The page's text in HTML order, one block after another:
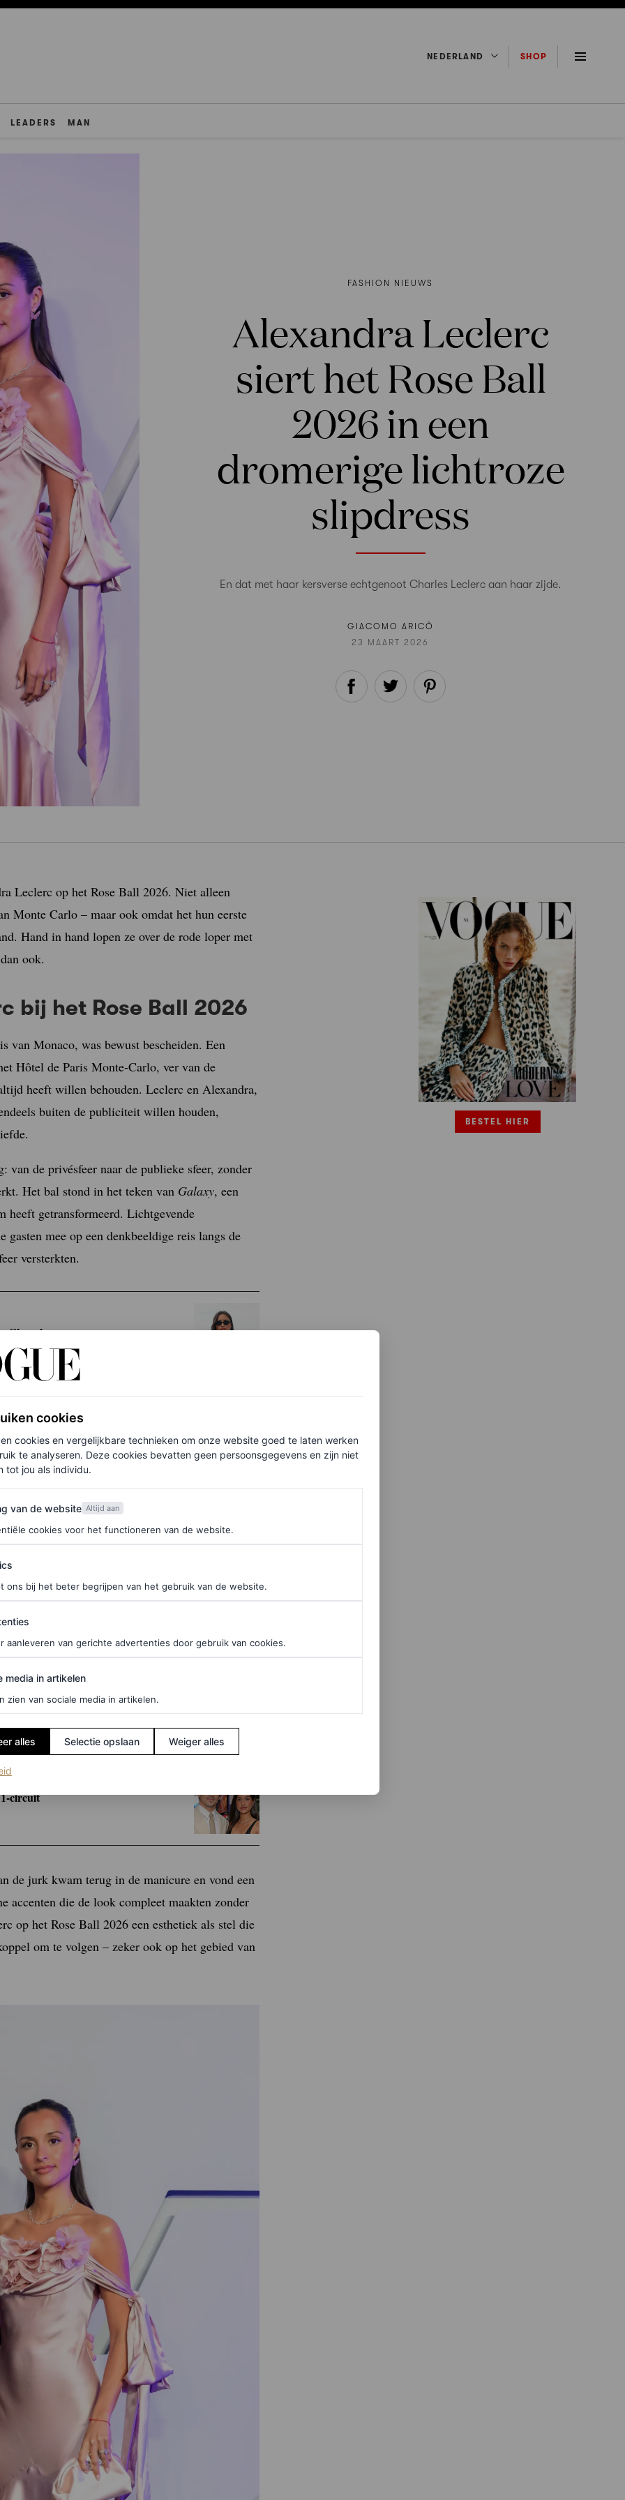
NEDERLAND SHOP
LEADERS MAN
FASHION NIEUWS
Alexandra Leclerc
siert het Rose Ball
2026 in een
dromerige lichtroze
slipdress
En dat met haar kersverse echtgenoot Charles Leclerc aan haar zijde.
GIACOMO ARICÒ
23 MAART 2026
Leclerc op het Rose Ball 2026. Niet alleen
Monte Carlo – maar ook omdat het hun eerste
Hand in hand lopen ze over de rode loper met
ook.
bij het Rose Ball 2026
van Monaco, was bewust bescheiden. Een
Hôtel de Paris Monte-Carlo, ver van de
heeft willen behouden. Leclerc en Alexandra,
buiten de publiciteit willen houden,
van de privésfeer naar de publieke sfeer, zonder
Het bal stond in het teken van Galaxy, een
heeft getransformeerd. Lichtgevende
mee op een denkbeeldige reis langs de
versterkten.
Chanel
elite: Beatrice Borromeo, Alexandra van
de sport- en cultuurwereld. Eén afwezigheid viel
nieuwe en jonge gezichten bevestigde de
eigentijdser, steeds meer open voor een nieuwe
vergezeld door Alexandra Saint Mleux.
jurk
een onberispelijk zwart smokingpak met een
elegantie van de look benadrukt, versierd met
voor een meer romantische look. Ze
pastelroze zijdesatijn met hangende, licht
De halslijn vormde het middelpunt van de
silhouet doorbrak en een poëtisch, bijna
circuit
de jurk kwam terug in de manicure en vond een
accenten die de look compleet maakten zonder
op het Rose Ball 2026 een esthetiek als stel die
om te volgen – zeker ook op het gebied van
BESTEL HIER
cookies
cookies en vergelijkbare technieken om onze website goed te laten werken
te analyseren. Deze cookies bevatten geen persoonsgegevens en zijn niet
tot jou als individu.
de website
van de website Altijd aan
cookies voor het functioneren van de website.
ons bij het beter begrijpen van het gebruik van de website.
aanleveren van gerichte advertenties door gebruik van cookies.
in artikelen
media in artikelen
zien van sociale media in artikelen.
alles Selectie opslaan Weiger alles